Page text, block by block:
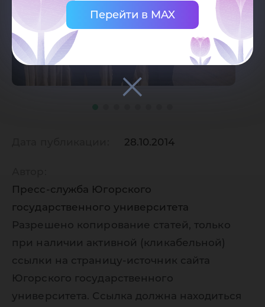
Перейти в MAX
28.10.2014
Пресс-служба Югорского
государственного университета
Разрешено копирование статей, только
при наличии активной (кликабельной)
ссылки на страницу-источник сайта
Югорского государственного
университета. Ссылка должна находиться